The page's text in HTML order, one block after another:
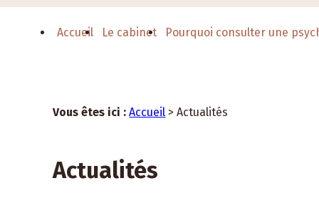
Accueil Le cabinet Pourquoi consulter une
Vous êtes ici : Accueil > Actualités
Actualités
Panneau de gestion des cookies